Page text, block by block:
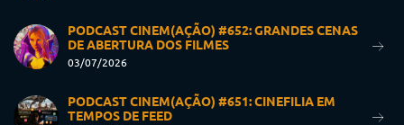
PODCAST CINEM(AÇÃO) #652: GRANDES CENAS
DE ABERTURA DOS FILMES
03/07/2026
PODCAST CINEM(AÇÃO) #651: CINEFILIA EM
TEMPOS DE FEED